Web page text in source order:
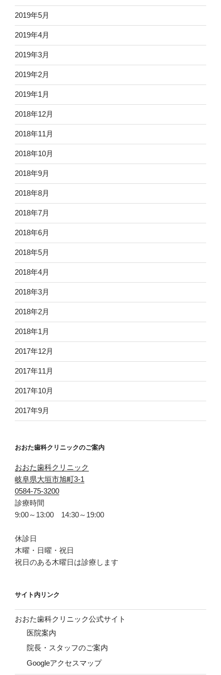
2019年5月
2019年4月
2019年3月
2019年2月
2019年1月
2018年12月
2018年11月
2018年10月
2018年9月
2018年8月
2018年7月
2018年6月
2018年5月
2018年4月
2018年3月
2018年2月
2018年1月
2017年12月
2017年11月
2017年10月
2017年9月
おおた歯科クリニックのご案内
おおた歯科クリニック
岐阜県大垣市旭町3-1
0584-75-3200
診療時間
9:00～13:00 14:30～19:00
休診日
木曜・日曜・祝日
祝日のある木曜日は診療します
サイト内リンク
おおた歯科クリニック公式サイト
医院案内
院長・スタッフのご案内
Googleアクセスマップ